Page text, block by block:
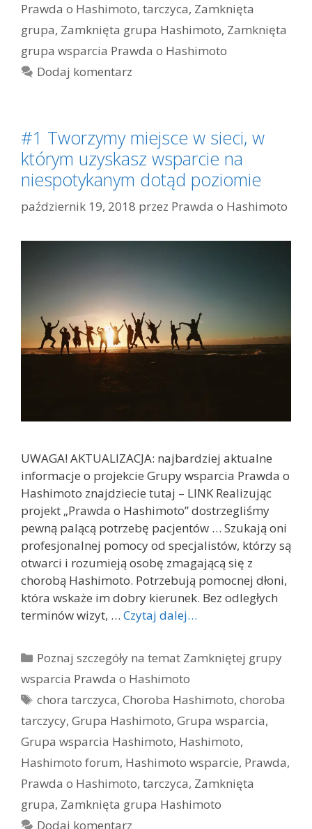
Prawda o Hashimoto, tarczyca, Zamknięta
grupa, Zamknięta grupa Hashimoto, Zamknięta
grupa wsparcia Prawda o Hashimoto
Dodaj komentarz
#1 Tworzymy miejsce w sieci, w
którym uzyskasz wsparcie na
niespotykanym dotąd poziomie
październik 19, 2018 przez Prawda o Hashimoto
UWAGA! AKTUALIZACJA: najbardziej aktualne
informacje o projekcie Grupy wsparcia Prawda o
Hashimoto znajdziecie tutaj – LINK Realizując
projekt „Prawda o Hashimoto” dostrzegliśmy
pewną palącą potrzebę pacjentów … Szukają oni
profesjonalnej pomocy od specjalistów, którzy są
otwarci i rozumieją osobę zmagającą się z
chorobą Hashimoto. Potrzebują pomocnej dłoni,
która wskaże im dobry kierunek. Bez odległych
terminów wizyt, … Czytaj dalej…
Kategorie
Poznaj szczegóły na temat Zamkniętej grupy
wsparcia Prawda o Hashimoto
Tagi
chora tarczyca,Choroba Hashimoto,choroba
tarczycy, Grupa Hashimoto, Grupa wsparcia,
Grupa wsparcia Hashimoto, Hashimoto,
Hashimoto forum, Hashimoto wsparcie, Prawda,
Prawda o Hashimoto, tarczyca, Zamknięta
grupa, Zamknięta grupa Hashimoto
Dodaj komentarz